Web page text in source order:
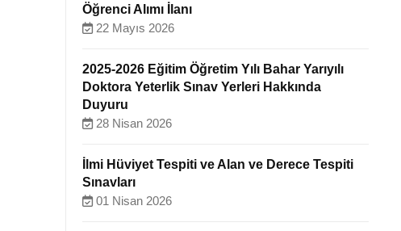
Öğrenci Alımı İlanı
22 Mayıs 2026
2025-2026 Eğitim Öğretim Yılı Bahar Yarıyılı
Doktora Yeterlik Sınav Yerleri Hakkında
Duyuru
28 Nisan 2026
İlmi Hüviyet Tespiti ve Alan ve Derece Tespiti
Sınavları
01 Nisan 2026